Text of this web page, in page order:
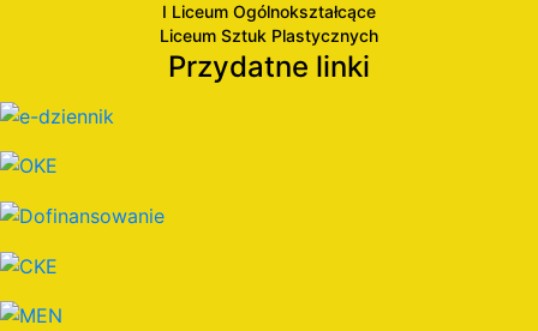
I Liceum Ogólnokształcące
Liceum Sztuk Plastycznych
Przydatne linki